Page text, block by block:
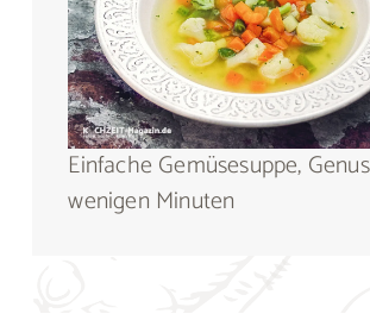
Einfache Gemüsesuppe,
wenigen Minuten